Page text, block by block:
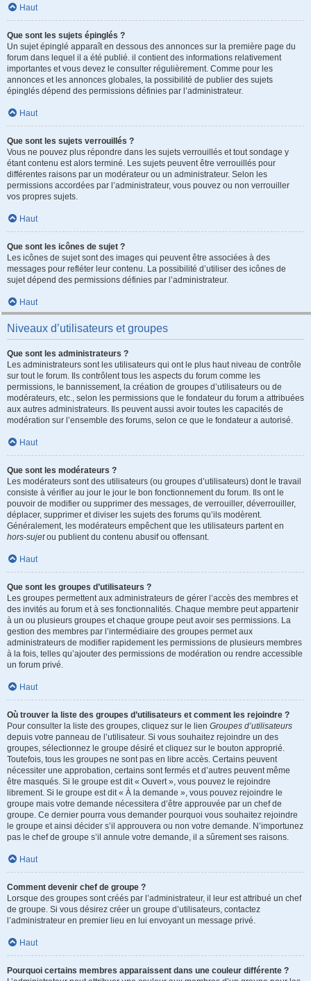
Haut
Que sont les sujets épinglés ?
Un sujet épinglé apparaît en dessous des annonces sur la première page du
forum dans lequel il a été publié. il contient des informations relativement
importantes et vous devez le consulter régulièrement. Comme pour les
annonces et les annonces globales, la possibilité de publier des sujets
épinglés dépend des permissions définies par l’administrateur.
Haut
Que sont les sujets verrouillés ?
Vous ne pouvez plus répondre dans les sujets verrouillés et tout sondage y
étant contenu est alors terminé. Les sujets peuvent être verrouillés pour
différentes raisons par un modérateur ou un administrateur. Selon les
permissions accordées par l’administrateur, vous pouvez ou non verrouiller
vos propres sujets.
Haut
Que sont les icônes de sujet ?
Les icônes de sujet sont des images qui peuvent être associées à des
messages pour refléter leur contenu. La possibilité d’utiliser des icônes de
sujet dépend des permissions définies par l’administrateur.
Haut
Niveaux d’utilisateurs et groupes
Que sont les administrateurs ?
Les administrateurs sont les utilisateurs qui ont le plus haut niveau de contrôle
sur tout le forum. Ils contrôlent tous les aspects du forum comme les
permissions, le bannissement, la création de groupes d’utilisateurs ou de
modérateurs, etc., selon les permissions que le fondateur du forum a attribuées
aux autres administrateurs. Ils peuvent aussi avoir toutes les capacités de
modération sur l’ensemble des forums, selon ce que le fondateur a autorisé.
Haut
Que sont les modérateurs ?
Les modérateurs sont des utilisateurs (ou groupes d’utilisateurs) dont le travail
consiste à vérifier au jour le jour le bon fonctionnement du forum. Ils ont le
pouvoir de modifier ou supprimer des messages, de verrouiller, déverrouiller,
déplacer, supprimer et diviser les sujets des forums qu’ils modèrent.
Généralement, les modérateurs empêchent que les utilisateurs partent en
hors-sujetou publient du contenu abusif ou offensant.
Haut
Que sont les groupes d’utilisateurs ?
Les groupes permettent aux administrateurs de gérer l’accès des membres et
des invités au forum et à ses fonctionnalités. Chaque membre peut appartenir
à un ou plusieurs groupes et chaque groupe peut avoir ses permissions. La
gestion des membres par l’intermédiaire des groupes permet aux
administrateurs de modifier rapidement les permissions de plusieurs membres
à la fois, telles qu’ajouter des permissions de modération ou rendre accessible
un forum privé.
Haut
Où trouver la liste des groupes d’utilisateurs et comment les rejoindre ?
Pour consulter la liste des groupes, cliquez sur le lien Groupes d’utilisateurs
depuis votre panneau de l’utilisateur. Si vous souhaitez rejoindre un des
groupes, sélectionnez le groupe désiré et cliquez sur le bouton approprié.
Toutefois, tous les groupes ne sont pas en libre accès. Certains peuvent
nécessiter une approbation, certains sont fermés et d’autres peuvent même
être masqués. Si le groupe est dit « Ouvert », vous pouvez le rejoindre
librement. Si le groupe est dit « À la demande », vous pouvez rejoindre le
groupe mais votre demande nécessitera d’être approuvée par un chef de
groupe. Ce dernier pourra vous demander pourquoi vous souhaitez rejoindre
le groupe et ainsi décider s’il approuvera ou non votre demande. N’importunez
pas le chef de groupe s’il annule votre demande, il a sûrement ses raisons.
Haut
Comment devenir chef de groupe ?
Lorsque des groupes sont créés par l’administrateur, il leur est attribué un chef
de groupe. Si vous désirez créer un groupe d’utilisateurs, contactez
l’administrateur en premier lieu en lui envoyant un message privé.
Haut
Pourquoi certains membres apparaissent dans une couleur différente ?